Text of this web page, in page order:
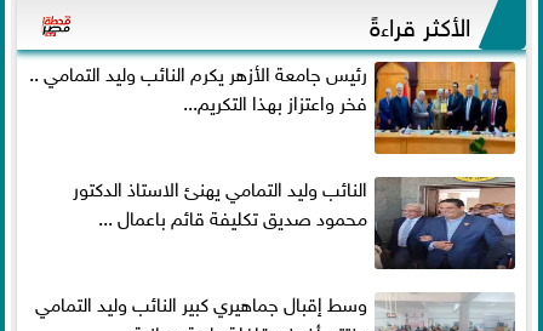
الأكثر قراءةً
رئيس جامعة الأزهر يكرم النائب وليد التمامي ..
فخر واعتزاز بهذا التكريم...
النائب وليد التمامي يهنئ الاستاذ الدكتور
محمود صديق تكليفة قائم باعمال ...
وسط إقبال جماهيري كبير النائب وليد التمامي